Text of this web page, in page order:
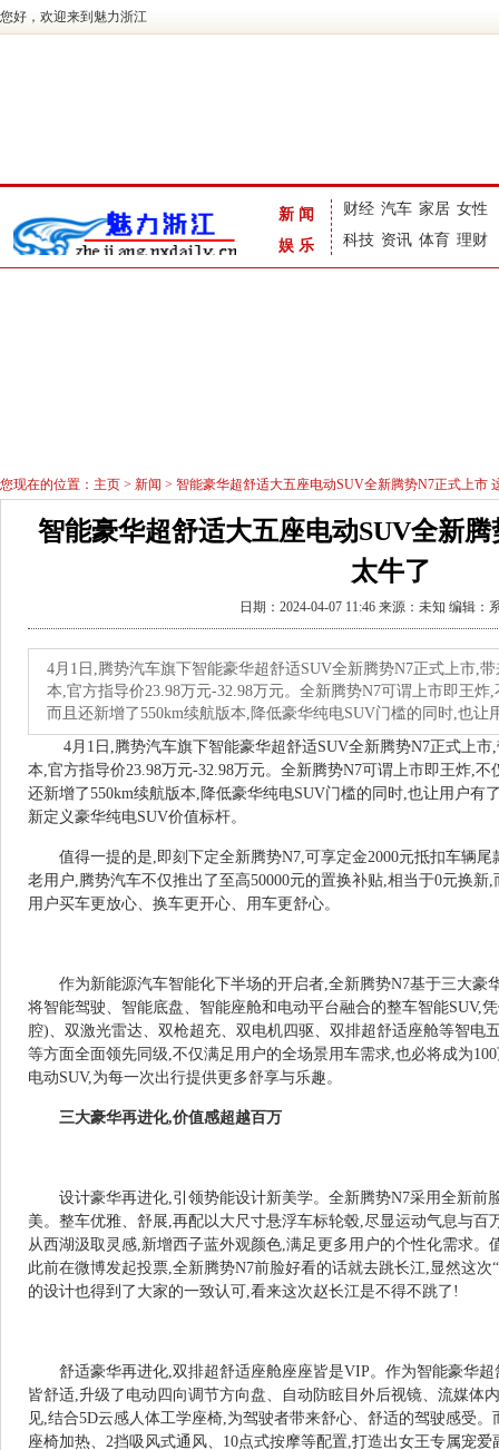
您好，欢迎来到魅力浙江
新闻
娱乐
财经 汽车 家居 女性
科技 资讯 体育 理财
您现在的位置： 主页 > 新闻 > 智能豪华超舒适大五座电动SUV全新腾势N7正式上市
智能豪华超舒适大五座电动SUV全新
太牛了
日期：2024-04-07 11:46 来源：未知 编辑：
4月1日,腾势汽车旗下智能豪华超舒适SUV全新腾势N7正式上市,
本,官方指导价23.98万元-32.98万元。全新腾势N7可谓上市即王
而且还新增了550km续航版本,降低豪华纯电SUV门槛的同时,也让
4月1日,腾势汽车旗下智能豪华超舒适SUV全新腾势N7正式上
本,官方指导价23.98万元-32.98万元。全新腾势N7可谓上市即王炸,
还新增了550km续航版本,降低豪华纯电SUV门槛的同时,也让用户有
新定义豪华纯电SUV价值标杆。
值得一提的是,即刻下定全新腾势N7,可享定金2000元抵扣车辆
老用户,腾势汽车不仅推出了至高50000元的置换补贴,相当于0元换
用户买车更放心、换车更开心、用车更舒心。
作为新能源汽车智能化下半场的开启者,全新腾势N7基于三大豪
将智能驾驶、智能底盘、智能座舱和电动平台融合的整车智能SUV,
腔)、双激光雷达、双枪超充、双电机四驱、双排超舒适座舱等智电
等方面全面领先同级,不仅满足用户的全场景用车需求,也必将成为
电动SUV,为每一次出行提供更多舒享与乐趣。
三大豪华再进化,价值感超越百万
设计豪华再进化,引领势能设计新美学。全新腾势N7采用全新前
美。整车优雅、舒展,再配以大尺寸悬浮车标轮毂,尽显运动气息与百
从西湖汲取灵感,新增西子蓝外观颜色,满足更多用户的个性化需求。
此前在微博发起投票,全新腾势N7前脸好看的话就去跳长江,显然这
的设计也得到了大家的一致认可,看来这次赵长江是不得不跳了!
舒适豪华再进化,双排超舒适座舱座座皆是VIP。作为智能豪华
皆舒适,升级了电动四向调节方向盘、自动防眩目外后视镜、流媒体
见,结合5D云感人体工学座椅,为驾驶者带来舒心、舒适的驾驶感受
座椅加热、2挡吸风式通风、10点式按摩等配置,打造出女王专属宠